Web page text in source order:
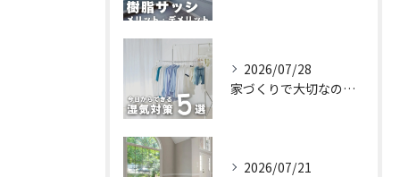
2026/07/28
家づくりで大切なのは、住んでからの快適さ🌿
2026/07/21